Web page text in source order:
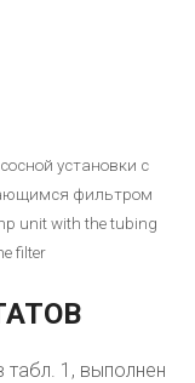
установки с
фильтром
unit with the tubing
filter
1, выполнен